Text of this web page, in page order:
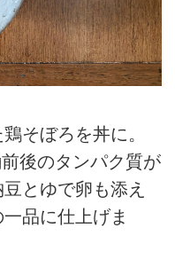
そぼろを丼に。
後のタンパク質が
とゆで卵も添え
品に仕上げま